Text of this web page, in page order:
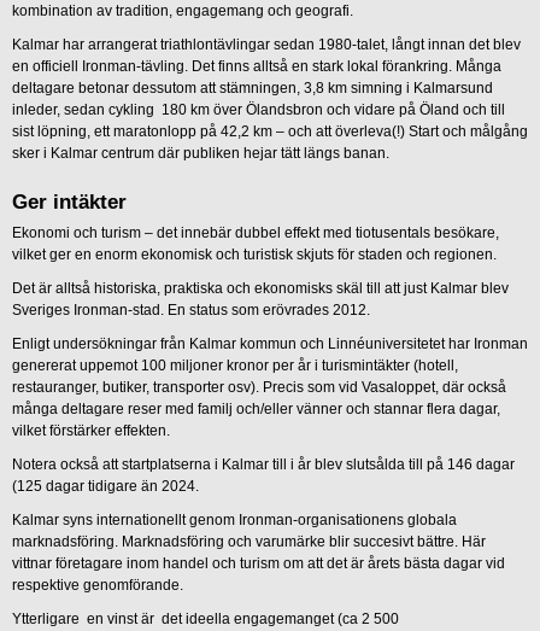
kombination av tradition, engagemang och geografi.
Kalmar har arrangerat triathlontävlingar sedan 1980-talet, långt innan det blev
en officiell Ironman-tävling. Det finns alltså en stark lokal förankring. Många
deltagare betonar dessutom att stämningen, 3,8 km simning i Kalmarsund
inleder, sedan cykling 180 km över Ölandsbron och vidare på Öland och till
sist löpning, ett maratonlopp på 42,2 km – och att överleva(!) Start och målgång
sker i Kalmar centrum där publiken hejar tätt längs banan.
Ger intäkter
Ekonomi och turism – det innebär dubbel effekt med tiotusentals besökare,
vilket ger en enorm ekonomisk och turistisk skjuts för staden och regionen.
Det är alltså historiska, praktiska och ekonomisks skäl till att just Kalmar blev
Sveriges Ironman-stad. En status som erövrades 2012.
Enligt undersökningar från Kalmar kommun och Linnéuniversitetet har Ironman
genererat uppemot 100 miljoner kronor per år i turismintäkter (hotell,
restauranger, butiker, transporter osv). Precis som vid Vasaloppet, där också
många deltagare reser med familj och/eller vänner och stannar flera dagar,
vilket förstärker effekten.
Notera också att startplatserna i Kalmar till i år blev slutsålda till på 146 dagar
(125 dagar tidigare än 2024.
Kalmar syns internationellt genom Ironman-organisationens globala
marknadsföring. Marknadsföring och varumärke blir succesivt bättre. Här
vittnar företagare inom handel och turism om att det är årets bästa dagar vid
respektive genomförande.
Ytterligare en vinst är det ideella engagemanget (ca 2 500